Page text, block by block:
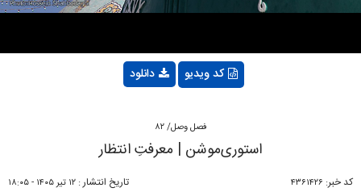
کد ویدیو دانلود
فصل وصل/ ۸۲
استوری‌موشن | معرفتِ انتظار
کد خبر: ۴۳۶۱۴۲۶ تاریخ انتشار : ۱۲ تير ۱۴۰۵ - ۱۸:۰۵